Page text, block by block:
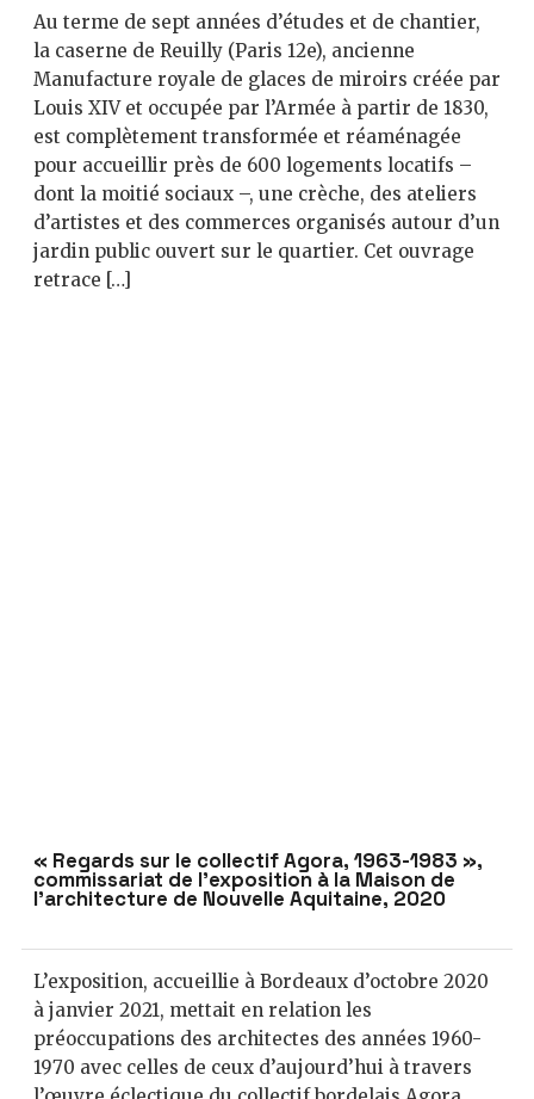
Au terme de sept années d’études et de chantier,
la caserne de Reuilly (Paris 12e), ancienne
Manufacture royale de glaces de miroirs créée par
Louis XIV et occupée par l’Armée à partir de 1830,
est complètement transformée et réaménagée
pour accueillir près de 600 logements locatifs –
dont la moitié sociaux –, une crèche, des ateliers
d’artistes et des commerces organisés autour d’un
jardin public ouvert sur le quartier. Cet ouvrage
retrace […]
« Regards sur le collectif Agora, 1963-1983 »,
commissariat de l’exposition à la Maison de
l’architecture de Nouvelle Aquitaine, 2020
L’exposition, accueillie à Bordeaux d’octobre 2020
à janvier 2021, mettait en relation les
préoccupations des architectes des années 1960-
1970 avec celles de ceux d’aujourd’hui à travers